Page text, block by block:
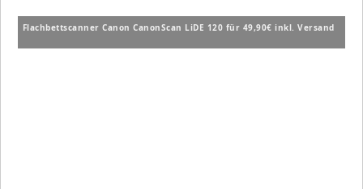
Flachbettscanner Canon CanonScan LiDE 120 für 49,90€ inkl. Versand